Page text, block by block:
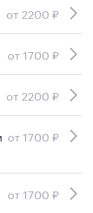
от 2200 ₽
от 1700 ₽
от 2200 ₽
от 1700 ₽
от 1700 ₽